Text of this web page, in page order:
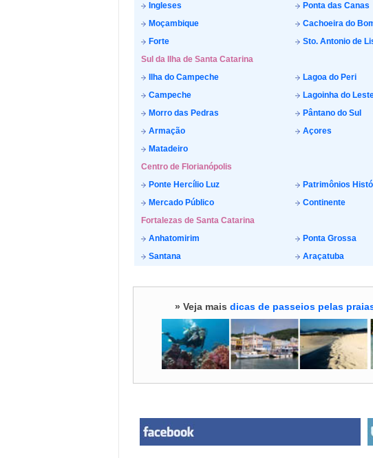
Ingleses
Ponta das Canas
Moçambique
Cachoeira do
Forte
Sto. Antonio de
Sul da Ilha de Santa Catarina
Ilha do Campeche
Lagoa do Peri
Campeche
Lagoinha do
Morro das Pedras
Pântano do Sul
Armação
Açores
Matadeiro
Centro de Florianópolis
Ponte Hercílio Luz
Patrimônios
Mercado Público
Continente
Fortalezas de Santa Catarina
Anhatomirim
Ponta Grossa
Santana
Araçatuba
» Veja mais dicas de passeios pelas